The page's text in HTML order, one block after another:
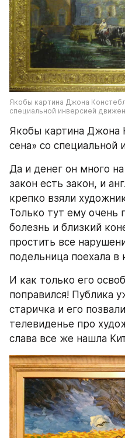
Якобы картина Джона
специальной инверсией
Якобы картина Джона
сена» со специальной
Да и денег он много
закон есть закон, и
крепко взяли
Только тут ему очень
болезнь и близкий
простить все
подельница поехала в
И как только его
поправился! Публика
старичка и его
телевиденье про
слава все же нашла